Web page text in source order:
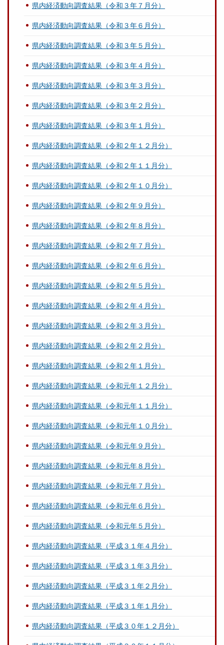
県内経済動向調査結果（令和３年７月分）
県内経済動向調査結果（令和３年６月分）
県内経済動向調査結果（令和３年５月分）
県内経済動向調査結果（令和３年４月分）
県内経済動向調査結果（令和３年３月分）
県内経済動向調査結果（令和３年２月分）
県内経済動向調査結果（令和３年１月分）
県内経済動向調査結果（令和２年１２月分）
県内経済動向調査結果（令和２年１１月分）
県内経済動向調査結果（令和２年１０月分）
県内経済動向調査結果（令和２年９月分）
県内経済動向調査結果（令和２年８月分）
県内経済動向調査結果（令和２年７月分）
県内経済動向調査結果（令和２年６月分）
県内経済動向調査結果（令和２年５月分）
県内経済動向調査結果（令和２年４月分）
県内経済動向調査結果（令和２年３月分）
県内経済動向調査結果（令和２年２月分）
県内経済動向調査結果（令和２年１月分）
県内経済動向調査結果（令和元年１２月分）
県内経済動向調査結果（令和元年１１月分）
県内経済動向調査結果（令和元年１０月分）
県内経済動向調査結果（令和元年９月分）
県内経済動向調査結果（令和元年８月分）
県内経済動向調査結果（令和元年７月分）
県内経済動向調査結果（令和元年６月分）
県内経済動向調査結果（令和元年５月分）
県内経済動向調査結果（平成３１年４月分）
県内経済動向調査結果（平成３１年３月分）
県内経済動向調査結果（平成３１年２月分）
県内経済動向調査結果（平成３１年１月分）
県内経済動向調査結果（平成３０年１２月分）